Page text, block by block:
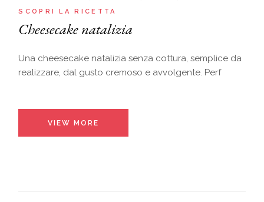
SCOPRI LA RICETTA
Cheesecake natalizia
Una cheesecake natalizia senza cottura, semplice da
realizzare, dal gusto cremoso e avvolgente. Perf
VIEW MORE